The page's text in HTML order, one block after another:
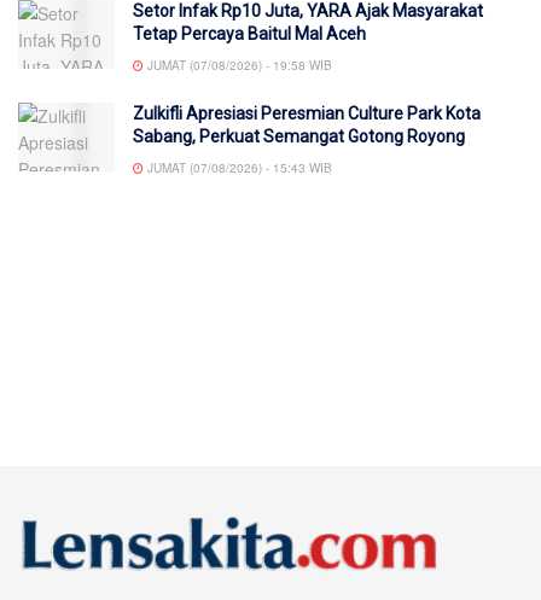
Setor Infak Rp10 Juta, YARA Ajak Masyarakat
Tetap Percaya Baitul Mal Aceh
JUMAT (07/08/2026) - 19:58 WIB
Zulkifli Apresiasi Peresmian Culture Park Kota
Sabang, Perkuat Semangat Gotong Royong
JUMAT (07/08/2026) - 15:43 WIB